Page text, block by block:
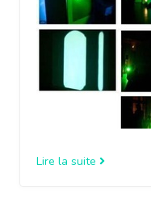
Lire la suite